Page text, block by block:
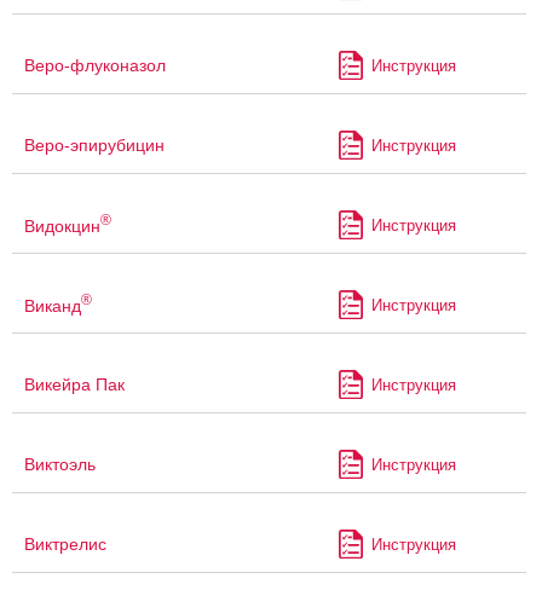
Веро-флуконазол Инструкция
Веро-эпирубицин Инструкция
Видокцин® Инструкция
Виканд® Инструкция
Викейра Пак Инструкция
Виктоэль Инструкция
Виктрелис Инструкция